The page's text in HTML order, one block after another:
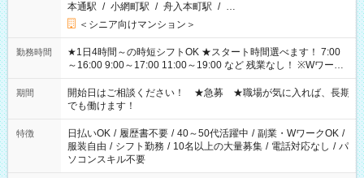
本通駅 / 小網町駅 / 舟入本町駅 / …
＜シニア向けマンション＞
勤務時間
★1日4時間～の時短シフトOK ★スタート時間選べます！ 7:00
～16:00 9:00～17:00 11:00～19:00 など 残業なし！ ※Wワーク
の場合、他のお仕事と合わせ週40時間超の就業はご案内できま
せん ※法令に基づき、週20時間以上勤務は社会保険への加入対
象となります ※労働者派遣法（日雇い派遣の原則禁止）によ
り、短時間・短期間の就業はご案内が難しい場合があります
期間
開始日はご相談ください！ ★急募 ★職場が気に入れば、長期
でも働けます！
特徴 日払いOK / 履歴書不要 / 40～50代活躍中 / 副業・WワークOK /
服装自由 / シフト勤務 / 10名以上の大量募集 / 電話対応なし / パ
ソコンスキル不要